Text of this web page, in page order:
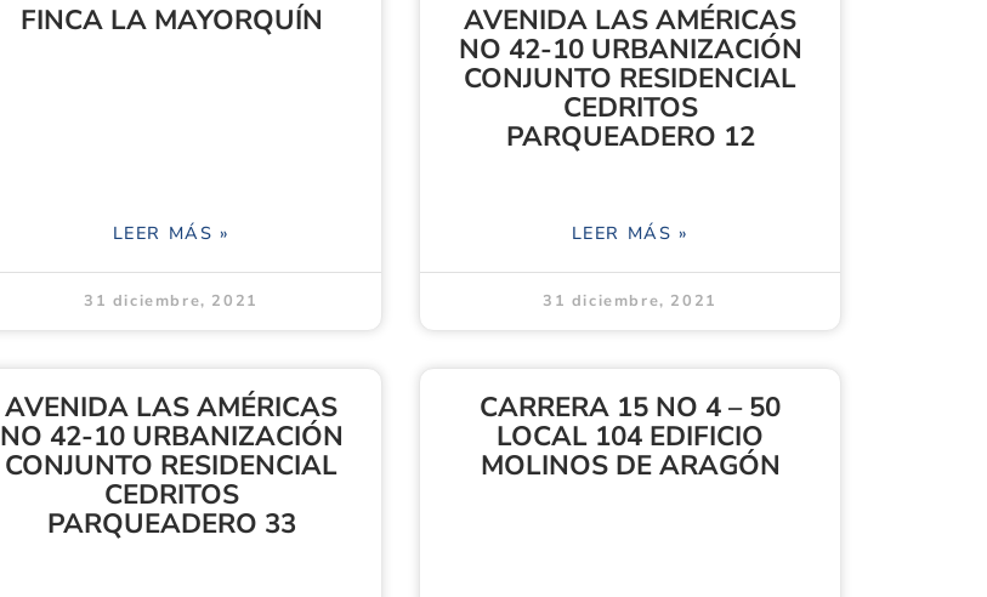
FINCA LA MAYORQUÍN
LEER MÁS »
31 diciembre, 2021
AVENIDA LAS AMÉRICAS
NO 42-10 URBANIZACIÓN
CONJUNTO RESIDENCIAL
CEDRITOS
PARQUEADERO 12
LEER MÁS »
31 diciembre, 2021
AVENIDA LAS AMÉRICAS
NO 42-10 URBANIZACIÓN
CONJUNTO RESIDENCIAL
CEDRITOS
PARQUEADERO 33
CARRERA 15 NO 4 – 50
LOCAL 104 EDIFICIO
MOLINOS DE ARAGÓN